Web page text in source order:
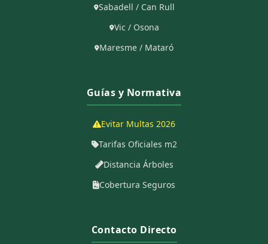
Sabadell / Can Rull
Vic / Osona
Maresme / Mataró
Guías y Normativa
Evitar Multas 2026
Tarifas Oficiales m2
Distancia Árboles
Cobertura Seguros
Contacto Directo